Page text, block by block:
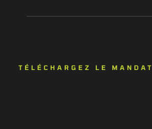
TÉLÉCHARGEZ LE MANDAT